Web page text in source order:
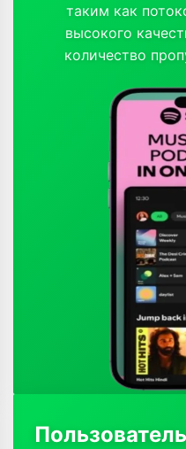
таким как
высокого
количество